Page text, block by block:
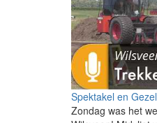
Spektakel en
Zondag was het